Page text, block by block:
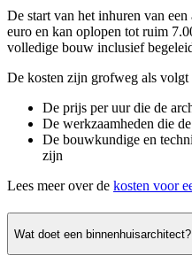
De start van het inhuren van
euro en kan oplopen tot ruim
volledige bouw inclusief
De kosten zijn grofweg als volgt
De prijs per uur die de
De werkzaamheden die
De bouwkundige en
zijn
Lees meer over de kosten voor
Wat doet een binnenhuisarchitect?